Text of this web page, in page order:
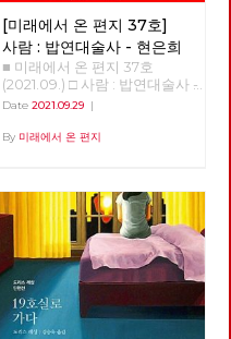
[미래에서 온 편지 37호]
사람 : 밥연대술사 - 현은희
■ 미래에서 온 편지 37호
(2021.09.) □ 사람 : 밥연대술사 -
현은희 투쟁하는 이들에게 전하
아내는 현은희 동지를 만났습니
해도 돼요.’라고 적힌 편지를 받
았을 때, ‘연대가 저분들에게 정
말 희망이 되었구나‘ 라는 생각
에 너무 좋은 거에요. - 인터뷰
中에서 - 안보영, 적야 편집위원
Date 2021.09.29|
By 미래에서 온 편지